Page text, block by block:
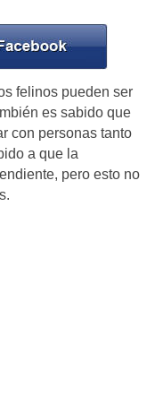
felinos pueden ser
es sabido que
con personas tanto
a que la
pero esto no